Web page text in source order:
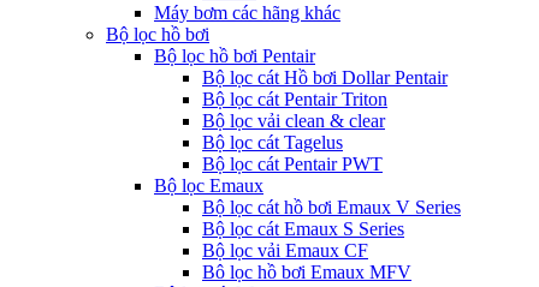
Máy bơm các hãng khác
Bộ lọc hồ bơi
Bộ lọc hồ bơi Pentair
Bộ lọc cát Hồ bơi Dollar Pentair
Bộ lọc cát Pentair Triton
Bộ lọc vải clean & clear
Bộ lọc cát Tagelus
Bộ lọc cát Pentair PWT
Bộ lọc Emaux
Bộ lọc cát hồ bơi Emaux V Series
Bộ lọc cát Emaux S Series
Bộ lọc vải Emaux CF
Bô lọc hồ bơi Emaux MFV